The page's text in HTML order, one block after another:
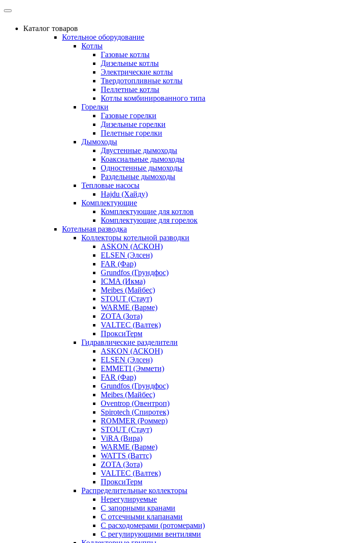
Каталог товаров
Котельное оборудование
Котлы
Газовые котлы
Дизельные котлы
Электрические котлы
Твердотопливные котлы
Пеллетные котлы
Котлы комбинированного типа
Горелки
Газовые горелки
Дизельные горелки
Пелетные горелки
Дымоходы
Двустенные дымоходы
Коаксиальные дымоходы
Одностенные дымоходы
Раздельные дымоходы
Тепловые насосы
Hajdu (Хайду)
Комплектующие
Комплектующие для котлов
Комплектующие для горелок
Котельная разводка
Коллекторы котельной разводки
ASKON (АСКОН)
ELSEN (Элсен)
FAR (Фар)
Grundfos (Грундфос)
ICMA (Икма)
Meibes (Майбес)
STOUT (Стаут)
WARME (Варме)
ZOTA (Зота)
VALTEC (Валтек)
ПроксиТерм
Гидравлические разделители
ASKON (АСКОН)
ELSEN (Элсен)
EMMETI (Эммети)
FAR (Фар)
Grundfos (Грундфос)
Meibes (Майбес)
Oventrop (Овентроп)
Spirotech (Спиротек)
ROMMER (Роммер)
STOUT (Стаут)
ViRA (Вира)
WARME (Варме)
WATTS (Ваттс)
ZOTA (Зота)
VALTEC (Валтек)
ПроксиТерм
Распределительные коллекторы
Нерегулируемые
С запорными кранами
С отсечными клапанами
С расходомерами (ротомерами)
С регулирующими вентилями